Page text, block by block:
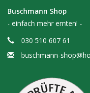
Buschmann Shop
- einfach mehr ernten! -
030 510 607 61
buschmann-